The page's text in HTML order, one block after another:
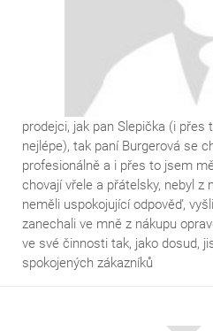
prodejci, jak pan Slepička (i přes
nejlépe), tak paní Burgerová se
profesionálně a i přes to jsem
chovají vřele a přátelsky, nebyl z
neměli uspokojující odpověď,
zanechali ve mně z nákupu
ve své činnosti tak, jako dosud,
spokojených zákazníků